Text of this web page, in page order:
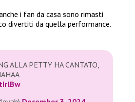
i fan da casa sono rimasti
divertiti da quella performance.
ALLA PETTY HA CANTATO,